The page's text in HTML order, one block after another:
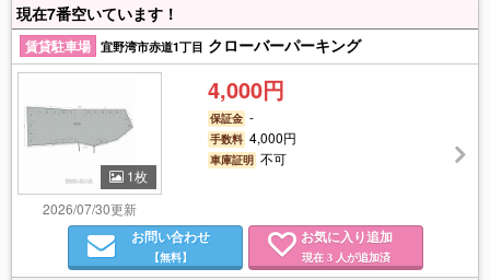
現在7番空いています！
賃貸駐車場 宜野湾市赤道1丁目 クローバーパーキング
1枚
2026/07/30更新
4,000円
保証金 -
手数料 4,000円
車庫証明 不可
お問い合わせ
【無料】
お気に入り追加
現在 3 人が追加済